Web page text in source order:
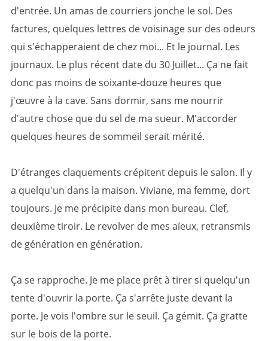
d'entrée. Un amas de courriers jonche le sol. Des
factures, quelques lettres de voisinage sur des odeurs
qui s'échapperaient de chez moi... Et le journal. Les
journaux. Le plus récent date du 30 Juillet... Ça ne fait
donc pas moins de soixante-douze heures que
j'œuvre à la cave. Sans dormir, sans me nourrir
d'autre chose que du sel de ma sueur. M'accorder
quelques heures de sommeil serait mérité.
D'étranges claquements crépitent depuis le salon. Il y
a quelqu'un dans la maison. Viviane, ma femme, dort
toujours. Je me précipite dans mon bureau. Clef,
deuxième tiroir. Le revolver de mes aïeux, retransmis
de génération en génération.
Ça se rapproche. Je me place prêt à tirer si quelqu'un
tente d'ouvrir la porte. Ça s'arrête juste devant la
porte. Je vois l'ombre sur le seuil. Ça gémit. Ça gratte
sur le bois de la porte.